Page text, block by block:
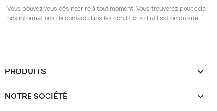
Vous pouvez vous désinscrire à tout moment. Vous trouverez pour cela
nos informations de contact dans les conditions d'utilisation du site.
PRODUITS 
NOTRE SOCIÉTÉ 